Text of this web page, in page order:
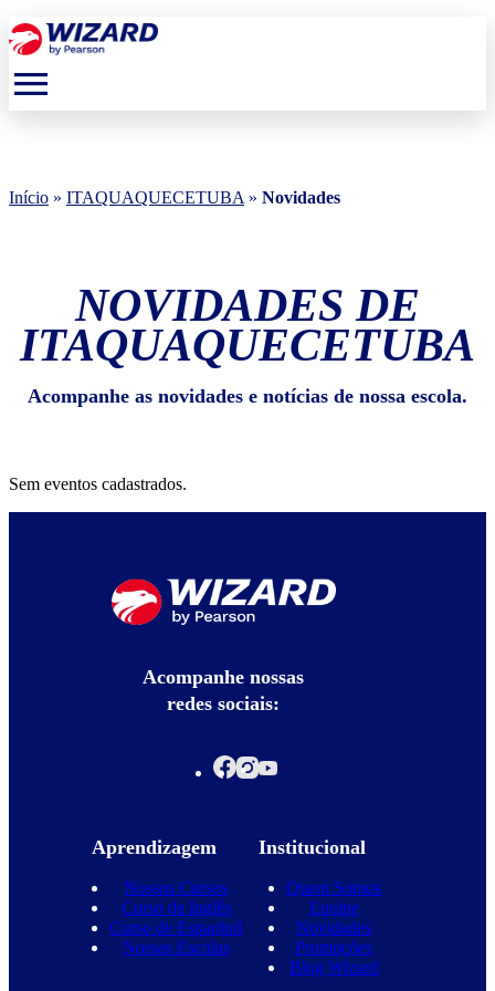
menu
Início » ITAQUAQUECETUBA » Novidades
NOVIDADES DE
ITAQUAQUECETUBA
Acompanhe as novidades e notícias de nossa escola.
Sem eventos cadastrados.
Acompanhe nossas
redes sociais:
Aprendizagem
Nossos Cursos
Curso de Inglês
Curso de Espanhol
Nossas Escolas
Institucional
Quem Somos
Equipe
Novidades
Promoções
Blog Wizard